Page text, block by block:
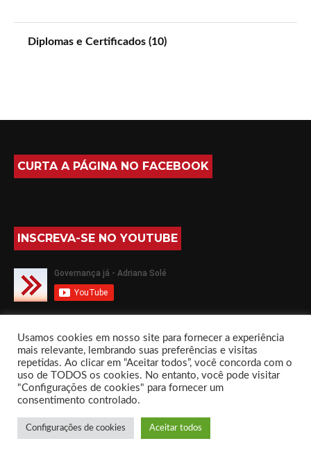
Diplomas e Certificados (10)
CURTA A PÁGINA NO FACEBOOK
INSCREVA-SE NO YOUTUBE
SIGA-ME NO TWITTER
Governança já com Adriana Solé byEverestthemes
Início Sobre Livros Fórum Contato
Usamos cookies em nosso site para fornecer a experiência
mais relevante, lembrando suas preferências e visitas
repetidas. Ao clicar em “Aceitar todos”, você concorda com o
uso de TODOS os cookies. No entanto, você pode visitar
"Configurações de cookies" para fornecer um
consentimento controlado.
Configurações de cookies Aceitar todos